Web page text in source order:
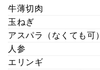
牛薄切肉
玉ねぎ
アスパラ（なくても可）
人参
エリンギ